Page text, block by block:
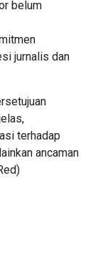
belum
jurnalis dan
terhadap
ancaman